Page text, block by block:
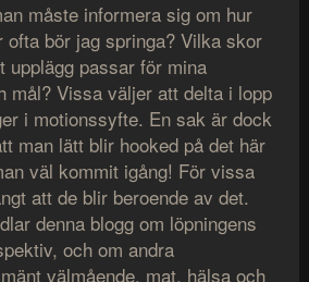
måste informera sig om hur
ofta bör jag springa? Vilka skor
upplägg passar för mina
mål? Vissa väljer att delta i lopp
i motionssyfte. En sak är dock
man lätt blir hooked på det här
väl kommit igång! För vissa
att de blir beroende av det.
denna blogg om löpningens
och om andra
välmående, mat, hälsa och